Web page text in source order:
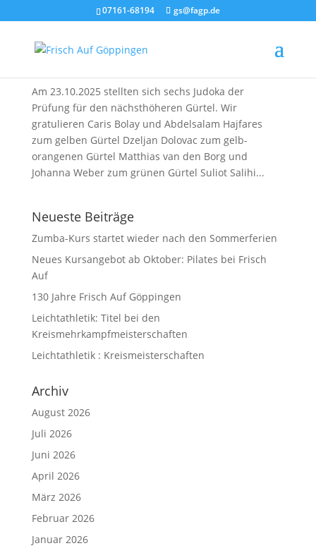
07161-68194 gs@fagp.de
Judo – Erfolgreiche Gürtelprüfung
17. Dezember 2025
Am 23.10.2025 stellten sich sechs Judoka der
Prüfung für den nächsthöheren Gürtel. Wir
gratulieren Caris Bolay und Abdelsalam Hajfares
zum gelben Gürtel Dzeljan Dolovac zum gelb-
orangenen Gürtel Matthias van den Borg und
Johanna Weber zum grünen Gürtel Suliot Salihi...
Neueste Beiträge
Zumba-Kurs startet wieder nach den Sommerferien
Neues Kursangebot ab Oktober: Pilates bei Frisch
Auf
130 Jahre Frisch Auf Göppingen
Leichtathletik: Titel bei den
Kreismehrkampfmeisterschaften
Leichtathletik : Kreismeisterschaften
Archiv
August 2026
Juli 2026
Juni 2026
April 2026
März 2026
Februar 2026
Januar 2026